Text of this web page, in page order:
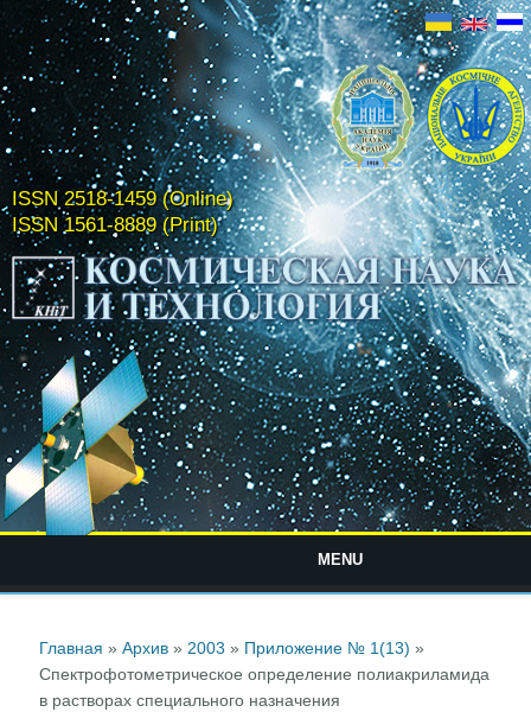
ISSN 2518-1459 (Online)
ISSN 1561-8889 (Print)
MENU
Главная »Архив » 2003 » Приложение № 1(13) »
Спектрофотометрическое определение полиакриламида
в растворах специального назначения